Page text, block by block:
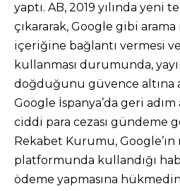
yaptı. AB, 2019 yılında yeni
çıkararak, Google gibi
içeriğine bağlantı vermesi
kullanması durumunda,
doğduğunu güvence altına
Google İspanya’da geri adım
ciddi para cezası gündeme
Rekabet Kurumu,
platformunda kullandığı
ödeme yapmasına